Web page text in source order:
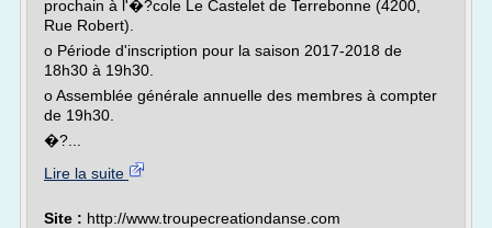
prochain à l'�?cole Le Castelet de Terrebonne (4200,
Rue Robert).
o Période d'inscription pour la saison 2017-2018 de
18h30 à 19h30.
o Assemblée générale annuelle des membres à compter
de 19h30.
�?...
Lire la suite
Site : http://www.troupecreationdanse.com